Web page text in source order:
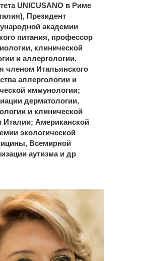
UNICUSANO в Риме
Президент
академии
питания, профессор
клинической
и аллергологии.
членом Итальянского
аллергологии и
иммунологии;
дерматологии,
и клинической
Италии; Американской
экологической
Всемирной
аутизма и др